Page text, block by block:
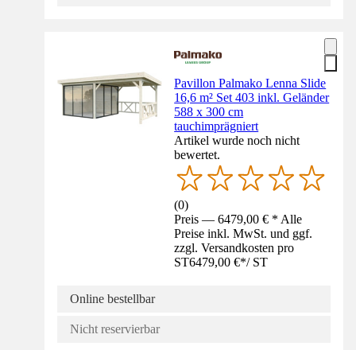
Pavillon Palmako Lenna Slide
16,6 m² Set 403 inkl. Geländer
588 x 300 cm
tauchimprägniert
Artikel wurde noch nicht
bewertet.
(0)
Preis — 6479,00 € * Alle
Preise inkl. MwSt. und ggf.
zzgl. Versandkosten pro
ST6479,00 €*/ ST
Online bestellbar
Nicht reservierbar